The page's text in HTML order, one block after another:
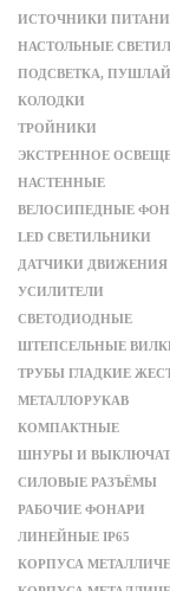
ИСТОЧНИКИ
НАСТОЛЬНЫЕ
ПОДСВЕТКА,
КОЛОДКИ
ТРОЙНИКИ
ЭКСТРЕННОЕ
НАСТЕННЫЕ
ВЕЛОСИПЕДНЫЕ
LED СВЕТИЛЬНИКИ
ДАТЧИКИ ДВИЖЕНИЯ
УСИЛИТЕЛИ
СВЕТОДИОДНЫЕ
ШТЕПСЕЛЬНЫЕ
ТРУБЫ ГЛАДКИЕ
МЕТАЛЛОРУКАВ
КОМПАКТНЫЕ
ШНУРЫ И
СИЛОВЫЕ РАЗЪЁМЫ
РАБОЧИЕ ФОНАРИ
ЛИНЕЙНЫЕ IP65
КОРПУСА